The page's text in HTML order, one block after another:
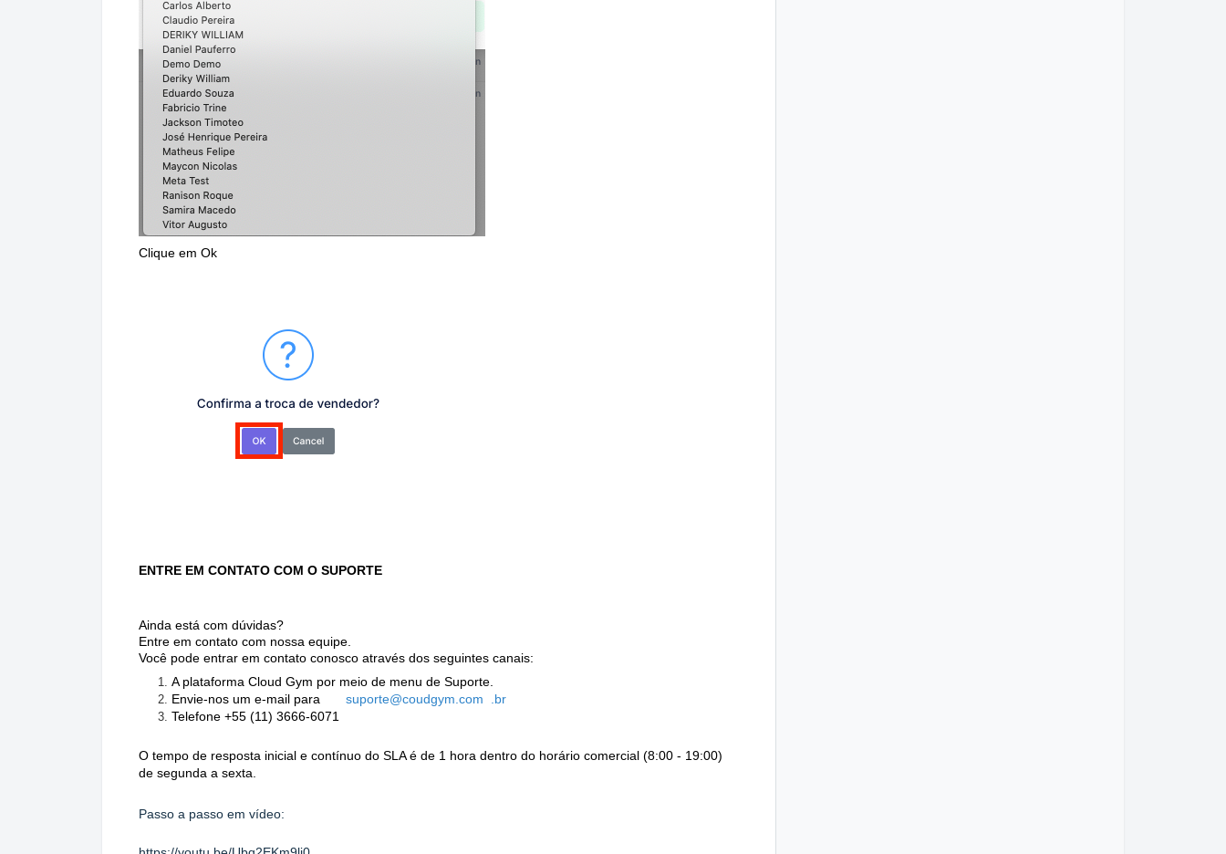
Clique em Ok
ENTRE EM CONTATO COM O SUPORTE
Ainda está com dúvidas?
Entre em contato com nossa equipe.
Você pode entrar em contato conosco através dos seguintes canais:
A plataforma Cloud Gym por meio de menu de Suporte.
Envie-nos um e-mail para suporte@coudgym.com .br
Telefone +55 (11) 3666-6071
O tempo de resposta inicial e contínuo do SLA é de 1 hora dentro do horário comercial (8:00 - 19:00)
de segunda a sexta.
Passo a passo em vídeo: